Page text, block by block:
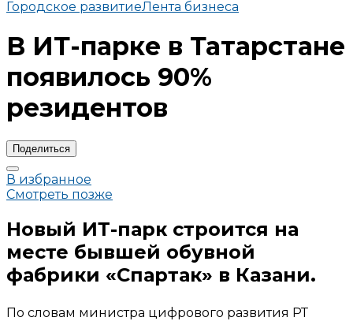
Городское развитиеЛента бизнеса
В ИТ-парке в Татарстане
появилось 90%
резидентов
Поделиться
В избранное
Смотреть позже
Новый ИТ-парк строится на
месте бывшей обувной
фабрики «Спартак» в Казани.
По словам министра цифрового развития РТ